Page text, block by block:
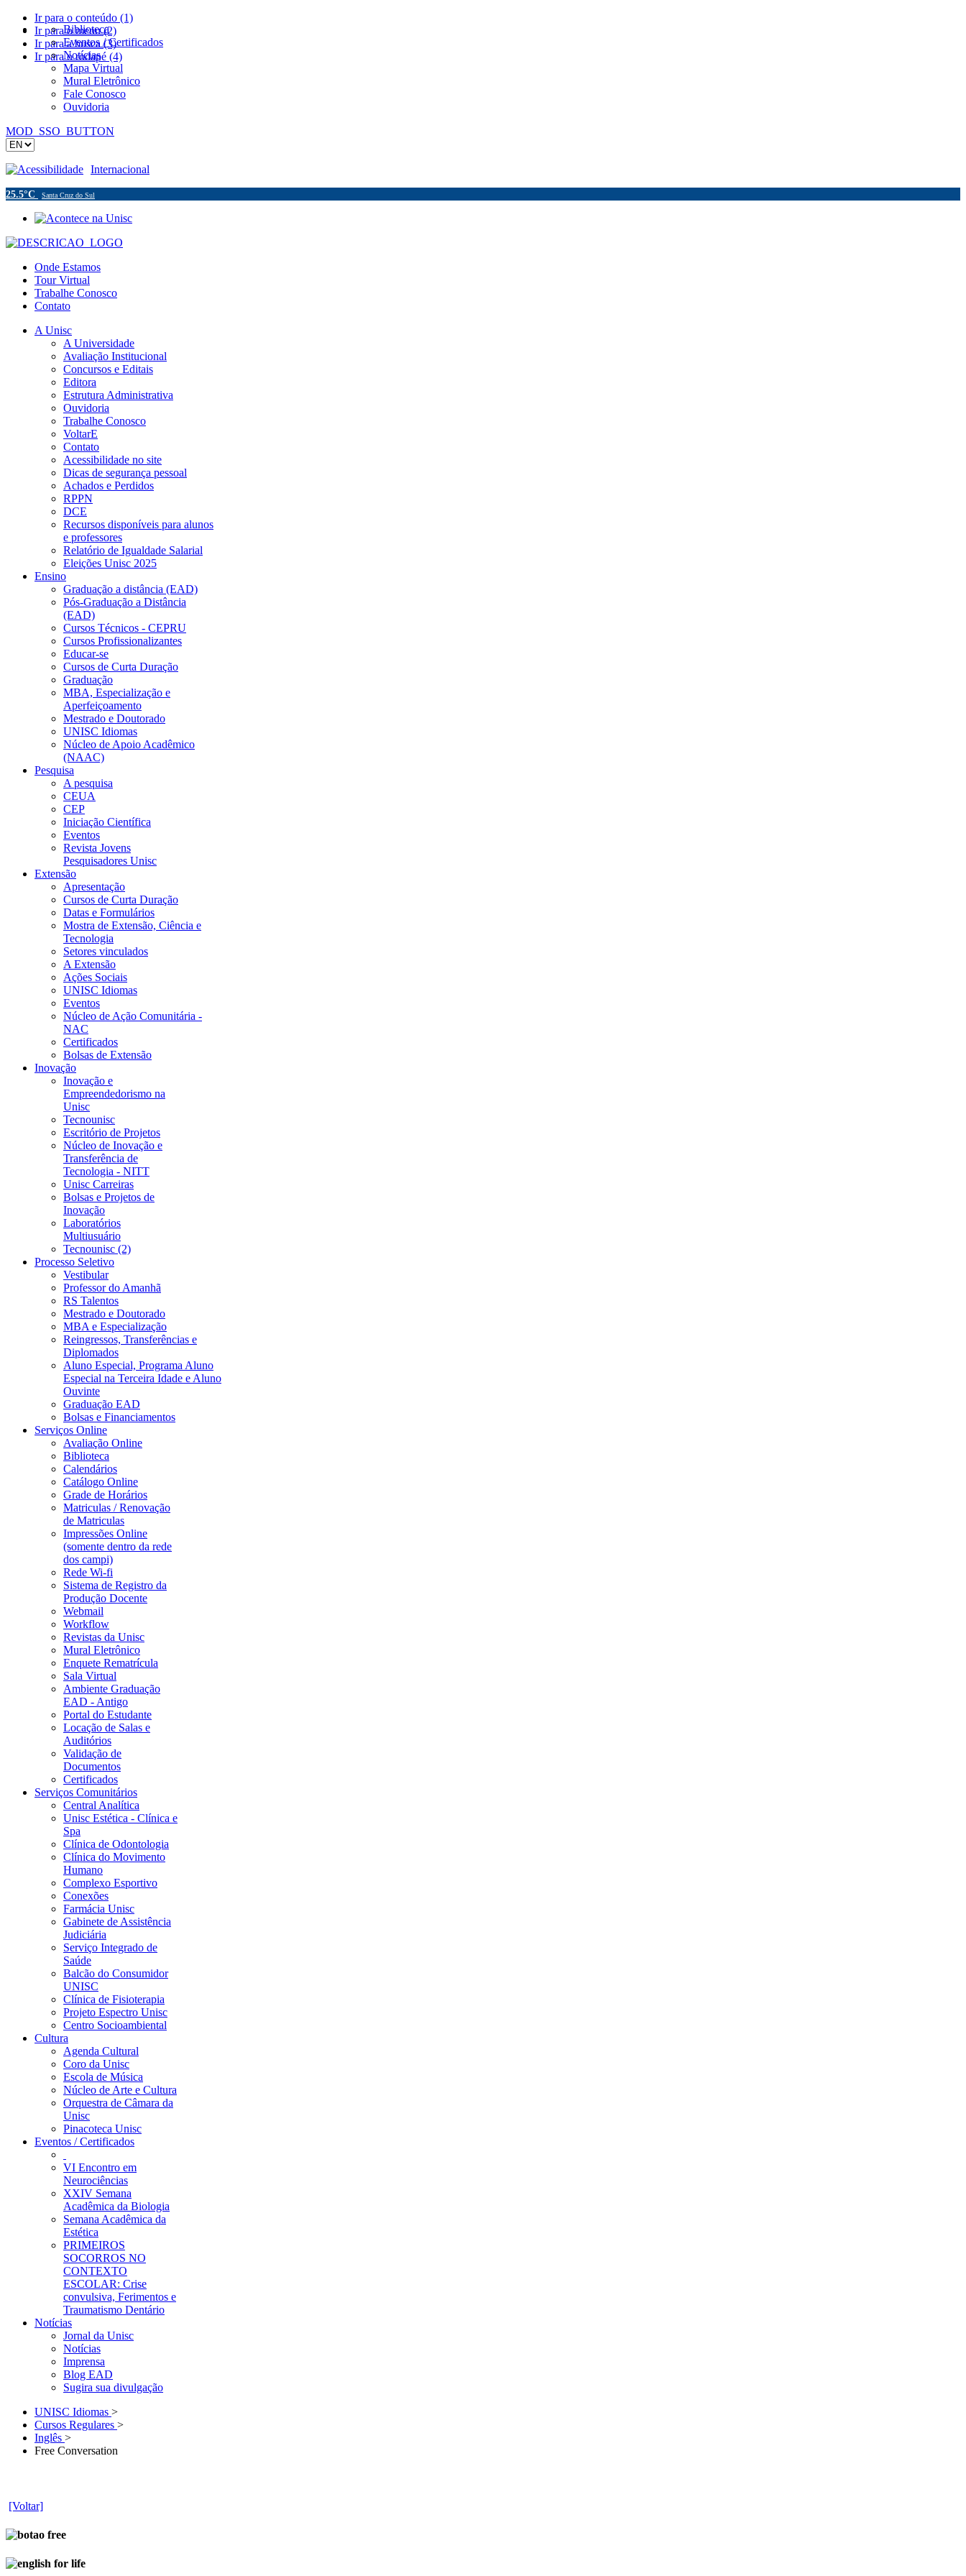
Ir para o conteúdo (1)
Ir para o menu (2)
Ir para a busca (3)
Ir para o rodapé (4)
Biblioteca
Eventos / Certificados
Notícias
Mapa Virtual
Mural Eletrônico
Fale Conosco
Ouvidoria
MOD_SSO_BUTTON
Acessibilidade Internacional
25.5°C Santa Cruz do Sul
Onde Estamos
Tour Virtual
Trabalhe Conosco
Contato
A Unisc
A Universidade
Avaliação Institucional
Concursos e Editais
Editora
Estrutura Administrativa
Ouvidoria
Trabalhe Conosco
VoltarE
Contato
Acessibilidade no site
Dicas de segurança pessoal
Achados e Perdidos
RPPN
DCE
Recursos disponíveis para alunos
e professores
Relatório de Igualdade Salarial
Eleições Unisc 2025
Ensino
Graduação a distância (EAD)
Pós-Graduação a Distância
(EAD)
Cursos Técnicos - CEPRU
Cursos Profissionalizantes
Educar-se
Cursos de Curta Duração
Graduação
MBA, Especialização e
Aperfeiçoamento
Mestrado e Doutorado
UNISC Idiomas
Núcleo de Apoio Acadêmico
(NAAC)
Pesquisa
A pesquisa
CEUA
CEP
Iniciação Científica
Eventos
Revista Jovens
Pesquisadores Unisc
Extensão
Apresentação
Cursos de Curta Duração
Datas e Formulários
Mostra de Extensão, Ciência e
Tecnologia
Setores vinculados
A Extensão
Ações Sociais
UNISC Idiomas
Eventos
Núcleo de Ação Comunitária -
NAC
Certificados
Bolsas de Extensão
Inovação
Inovação e
Empreendedorismo na
Unisc
Tecnounisc
Escritório de Projetos
Núcleo de Inovação e
Transferência de
Tecnologia - NITT
Unisc Carreiras
Bolsas e Projetos de
Inovação
Laboratórios
Multiusuário
Tecnounisc (2)
Processo Seletivo
Vestibular
Professor do Amanhã
RS Talentos
Mestrado e Doutorado
MBA e Especialização
Reingressos, Transferências e
Diplomados
Aluno Especial, Programa Aluno
Especial na Terceira Idade e Aluno
Ouvinte
Graduação EAD
Bolsas e Financiamentos
Serviços Online
Avaliação Online
Biblioteca
Calendários
Catálogo Online
Grade de Horários
Matriculas / Renovação
de Matriculas
Impressões Online
(somente dentro da rede
dos campi)
Rede Wi-fi
Sistema de Registro da
Produção Docente
Webmail
Workflow
Revistas da Unisc
Mural Eletrônico
Enquete Rematrícula
Sala Virtual
Ambiente Graduação
EAD - Antigo
Portal do Estudante
Locação de Salas e
Auditórios
Validação de
Documentos
Certificados
Serviços Comunitários
Central Analítica
Unisc Estética - Clínica e
Spa
Clínica de Odontologia
Clínica do Movimento
Humano
Complexo Esportivo
Conexões
Farmácia Unisc
Gabinete de Assistência
Judiciária
Serviço Integrado de
Saúde
Balcão do Consumidor
UNISC
Clínica de Fisioterapia
Projeto Espectro Unisc
Centro Socioambiental
Cultura
Agenda Cultural
Coro da Unisc
Escola de Música
Núcleo de Arte e Cultura
Orquestra de Câmara da
Unisc
Pinacoteca Unisc
Eventos / Certificados
VI Encontro em
Neurociências
XXIV Semana
Acadêmica da Biologia
Semana Acadêmica da
Estética
PRIMEIROS
SOCORROS NO
CONTEXTO
ESCOLAR: Crise
convulsiva, Ferimentos e
Traumatismo Dentário
Notícias
Jornal da Unisc
Notícias
Imprensa
Blog EAD
Sugira sua divulgação
UNISC Idiomas >
Cursos Regulares >
Inglês >
Free Conversation
[Voltar]